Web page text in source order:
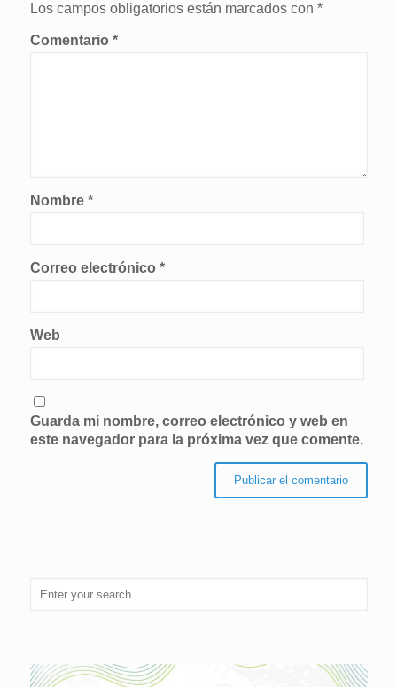
Los campos obligatorios están marcados con *
Comentario *
Nombre *
Correo electrónico *
Web
Guarda mi nombre, correo electrónico y web en
este navegador para la próxima vez que comente.